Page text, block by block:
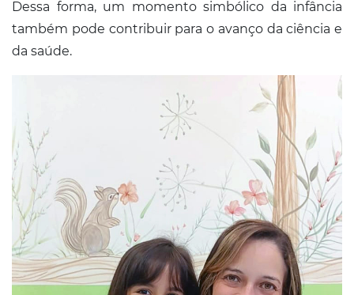
Dessa forma, um momento simbólico da infância
também pode contribuir para o avanço da ciência e
da saúde.